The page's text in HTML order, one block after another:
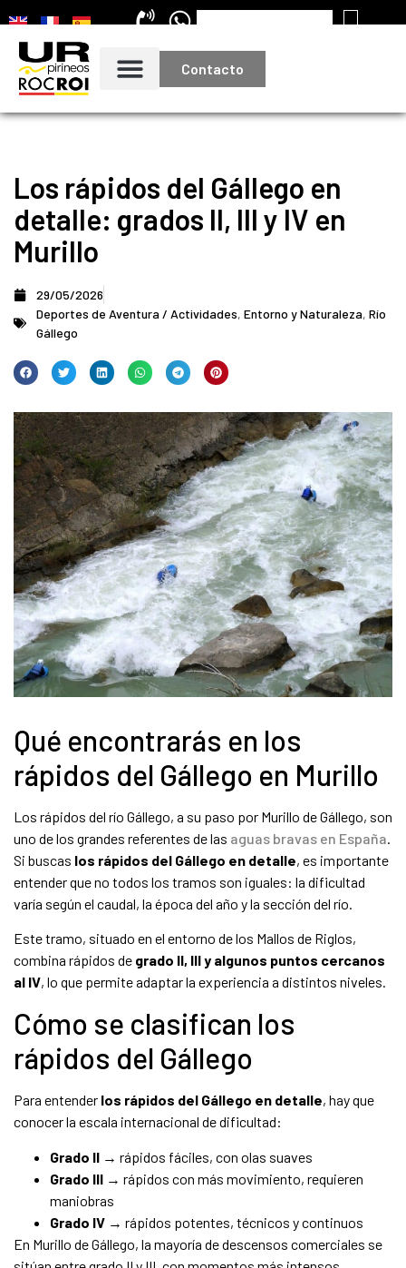
Contacto
Los rápidos del Gállego en
detalle: grados II, III y IV en
Murillo
29/05/2026
Deportes de Aventura / Actividades, Entorno y Naturaleza, Río
Gállego
Qué encontrarás en los
rápidos del Gállego en Murillo
Los rápidos del río Gállego, a su paso por Murillo de Gállego, son
uno de los grandes referentes de las aguas bravas en España
Si buscas los rápidos del Gállego en detalle, es importante
entender que no todos los tramos son iguales: la dificultad
varía según el caudal, la época del año y la sección del río.
Este tramo, situado en el entorno de los Mallos de Riglos,
combina rápidos de grado II, III y algunos puntos cercanos
al IV, lo que permite adaptar la experiencia a distintos niveles.
Cómo se clasifican los
rápidos del Gállego
Para entender los rápidos del Gállego en detalle, hay que
conocer la escala internacional de dificultad:
Grado II → rápidos fáciles, con olas suaves
Grado III → rápidos con más movimiento, requieren
maniobras
Grado IV → rápidos potentes, técnicos y continuos
En Murillo de Gállego, la mayoría de descensos comerciales se